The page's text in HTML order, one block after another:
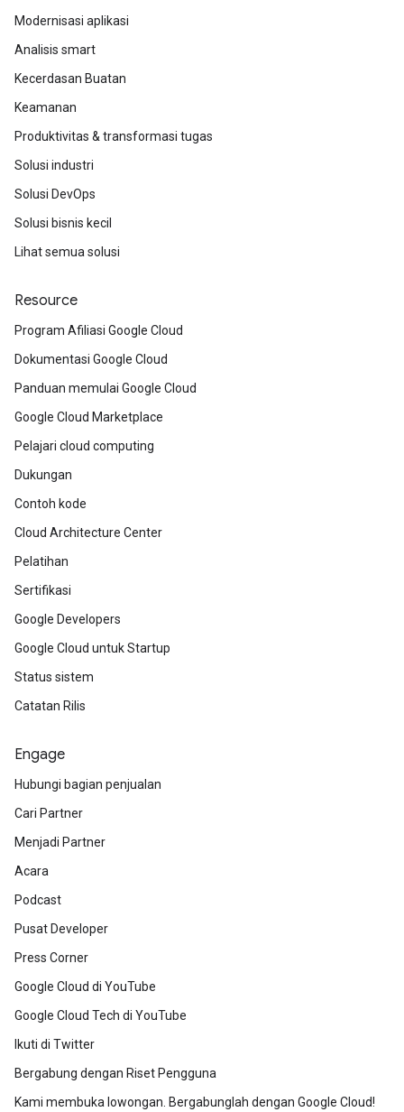
Modernisasi aplikasi
Analisis smart
Kecerdasan Buatan
Keamanan
Produktivitas & transformasi tugas
Solusi industri
Solusi DevOps
Solusi bisnis kecil
Lihat semua solusi
Resource
Program Afiliasi Google Cloud
Dokumentasi Google Cloud
Panduan memulai Google Cloud
Google Cloud Marketplace
Pelajari cloud computing
Dukungan
Contoh kode
Cloud Architecture Center
Pelatihan
Sertifikasi
Google Developers
Google Cloud untuk Startup
Status sistem
Catatan Rilis
Engage
Hubungi bagian penjualan
Cari Partner
Menjadi Partner
Acara
Podcast
Pusat Developer
Press Corner
Google Cloud di YouTube
Google Cloud Tech di YouTube
Ikuti di Twitter
Bergabung dengan Riset Pengguna
Kami membuka lowongan. Bergabunglah dengan Google Cloud!